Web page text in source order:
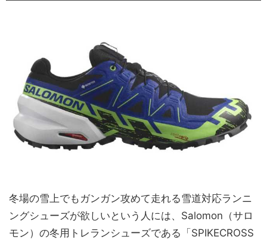
冬場の雪上でもガンガン攻めて走れる雪道対応ランニ
ングシューズが欲しいという人には、Salomon（サロ
モン）の冬用トレランシューズである「SPIKECROSS